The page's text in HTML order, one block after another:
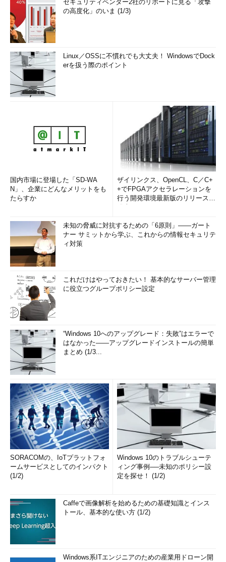
セキュリティベンダー2社のリポートに見る「攻撃
の高度化」のいま (1/3)
Linux／OSSに不慣れでも大丈夫！ WindowsでDock
erを扱う際のポイント
国内市場に登場した「SD-WA
N」、企業にどんなメリットをも
たらすか
ザイリンクス、OpenCL、C／C+
+でFPGAアクセラレーションを
行う開発環境最新版のリリースを
未知の脅威に対抗するための「6原則」――ガート
ナー サミットから学ぶ、これからの情報セキュリテ
ィ対策
これだけはやっておきたい！ 基本的なサーバー管理
に役立つグループポリシー設定
“Windows 10へのアップグレード：失敗”はエラーで
はなかった――アップグレードインストールの簡単
まとめ (1/3...
SORACOMの、IoTプラットフォ
ームサービスとしてのインパクト
(1/2)
Windows 10のトラブルシューテ
ィング事例──未知のポリシー設
定を探せ！ (1/2)
Caffeで画像解析を始めるための基礎知識とインス
トール、基本的な使い方 (1/2)
Windows系ITエンジニアのための産業用ドローン開